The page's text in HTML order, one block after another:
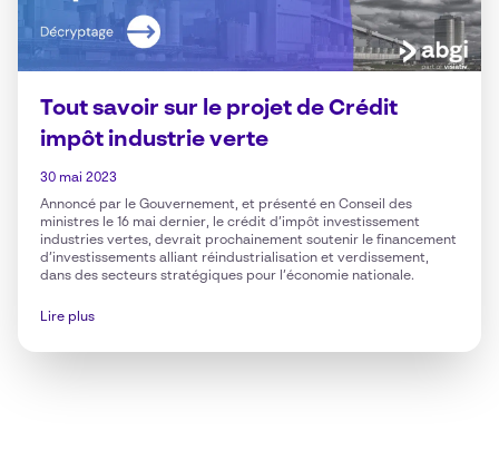
Tout savoir sur le projet de Crédit
impôt industrie verte
30 mai 2023
Annoncé par le Gouvernement, et présenté en Conseil des
ministres le 16 mai dernier, le crédit d’impôt investissement
industries vertes, devrait prochainement soutenir le financement
d’investissements alliant réindustrialisation et verdissement,
dans des secteurs stratégiques pour l’économie nationale.
Lire plus